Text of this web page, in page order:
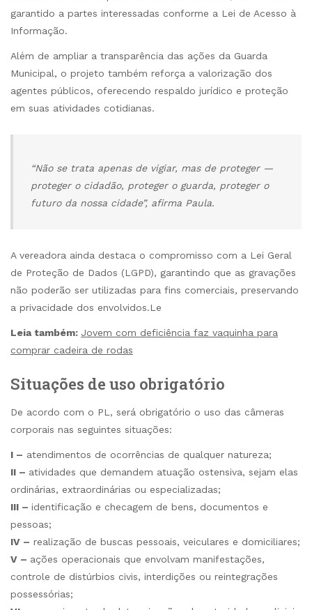
garantido a partes interessadas conforme a Lei de Acesso à
Informação.
Além de ampliar a transparência das ações da Guarda
Municipal, o projeto também reforça a valorização dos
agentes públicos, oferecendo respaldo jurídico e proteção
em suas atividades cotidianas.
“Não se trata apenas de vigiar, mas de proteger —
proteger o cidadão, proteger o guarda, proteger o
futuro da nossa cidade”, afirma Paula.
A vereadora ainda destaca o compromisso com a Lei Geral
de Proteção de Dados (LGPD), garantindo que as gravações
não poderão ser utilizadas para fins comerciais, preservando
a privacidade dos envolvidos.Le
Leia também: Jovem com deficiência faz vaquinha para
comprar cadeira de rodas
Situações de uso obrigatório
De acordo com o PL, será obrigatório o uso das câmeras
corporais nas seguintes situações:
I – atendimentos de ocorrências de qualquer natureza;
II – atividades que demandem atuação ostensiva, sejam elas
ordinárias, extraordinárias ou especializadas;
III – identificação e checagem de bens, documentos e
pessoas;
IV – realização de buscas pessoais, veiculares e domiciliares;
V – ações operacionais que envolvam manifestações,
controle de distúrbios civis, interdições ou reintegrações
possessórias;